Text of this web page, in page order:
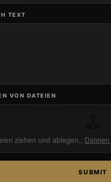
TEXT
VON DATEIEN
ziehen und ablegen,,
SUBMIT